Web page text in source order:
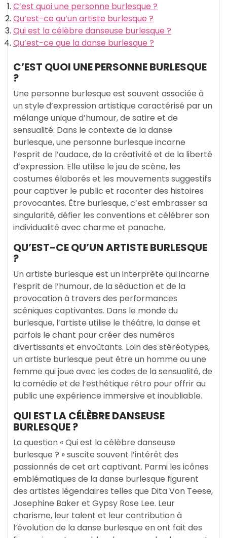
C’est quoi une personne burlesque ?
Qu’est-ce qu’un artiste burlesque ?
Qui est la célèbre danseuse burlesque ?
Qu’est-ce que la danse burlesque ?
C’EST QUOI UNE PERSONNE BURLESQUE
?
Une personne burlesque est souvent associée à
un style d’expression artistique caractérisé par un
mélange unique d’humour, de satire et de
sensualité. Dans le contexte de la danse
burlesque, une personne burlesque incarne
l’esprit de l’audace, de la créativité et de la liberté
d’expression. Elle utilise le jeu de scène, les
costumes élaborés et les mouvements suggestifs
pour captiver le public et raconter des histoires
provocantes. Être burlesque, c’est embrasser sa
singularité, défier les conventions et célébrer son
individualité avec charme et panache.
QU’EST-CE QU’UN ARTISTE BURLESQUE
?
Un artiste burlesque est un interprète qui incarne
l’esprit de l’humour, de la séduction et de la
provocation à travers des performances
scéniques captivantes. Dans le monde du
burlesque, l’artiste utilise le théâtre, la danse et
parfois le chant pour créer des numéros
divertissants et envoûtants. Loin des stéréotypes,
un artiste burlesque peut être un homme ou une
femme qui joue avec les codes de la sensualité, de
la comédie et de l’esthétique rétro pour offrir au
public une expérience immersive et inoubliable.
QUI EST LA CÉLÈBRE DANSEUSE
BURLESQUE ?
La question « Qui est la célèbre danseuse
burlesque ? » suscite souvent l’intérêt des
passionnés de cet art captivant. Parmi les icônes
emblématiques de la danse burlesque figurent
des artistes légendaires telles que Dita Von Teese,
Josephine Baker et Gypsy Rose Lee. Leur
charisme, leur talent et leur contribution à
l’évolution de la danse burlesque en ont fait des